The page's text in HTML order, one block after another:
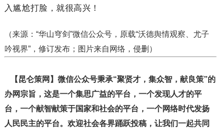
入尴尬打脸，就很高兴！
（来源：“华山穹剑”微信公众号，原载“沃德舆情观察、尤子
吟视界”，修订发布；图片来自网络，侵删）
【昆仑策网】微信公众号秉承“聚贤才，集众智，献良策”的
办网宗旨，这是一个集思广益的平台，一个发现人才的平
台，一个献智献策于国家和社会的平台，一个网络时代发扬
人民民主的平台。欢迎社会各界踊跃投稿，让我们一起共同